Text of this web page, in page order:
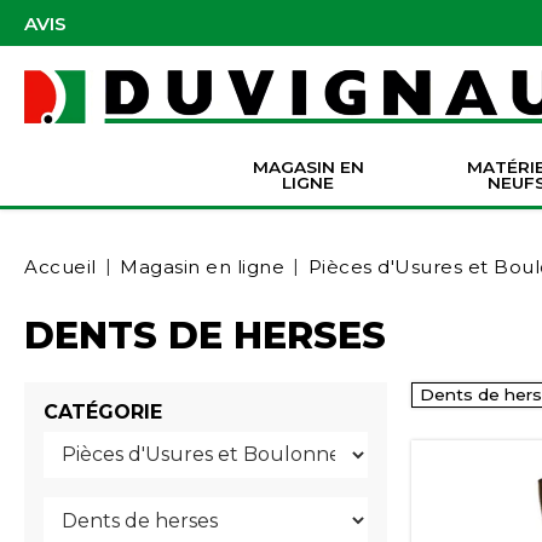
AVIS
MAGASIN EN
LIGNE
Accueil Magasin en ligne Pièces d'Usures et
DENTS DE HERSES
CATÉGORIE
Dents de